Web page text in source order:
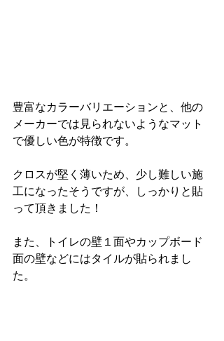
豊富なカラーバリエーションと、他の
メーカーでは見られないようなマット
で優しい色が特徴です。
クロスが堅く薄いため、少し難しい施
工になったそうですが、しっかりと貼
って頂きました！
また、トイレの壁１面やカップボード
面の壁などにはタイルが貼られまし
た。